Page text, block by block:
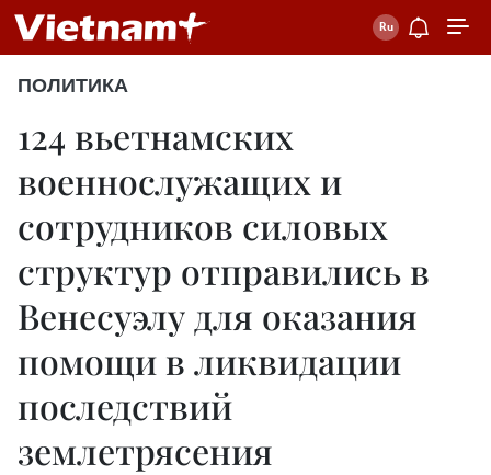
ПОЛИТИКА
124 вьетнамских
военнослужащих и
сотрудников силовых
структур отправились в
Венесуэлу для оказания
помощи в ликвидации
последствий
землетрясения